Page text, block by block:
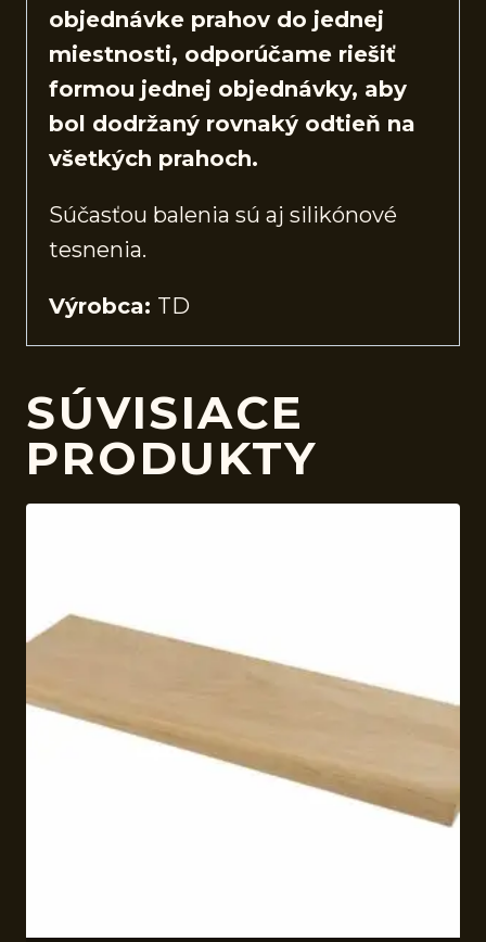
objednávke prahov do jednej
miestnosti, odporúčame riešiť
formou jednej objednávky, aby
bol dodržaný rovnaký odtieň na
všetkých prahoch.
Súčasťou balenia sú aj silikónové
tesnenia.
Výrobca: TD
SÚVISIACE
PRODUKTY